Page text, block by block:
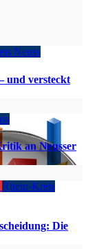
Neuss
und versteckt
an Neusser
Rhein-Kreis
Die